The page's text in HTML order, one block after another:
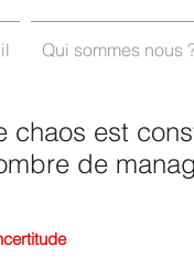
Qui sommes nous
chaos est
de